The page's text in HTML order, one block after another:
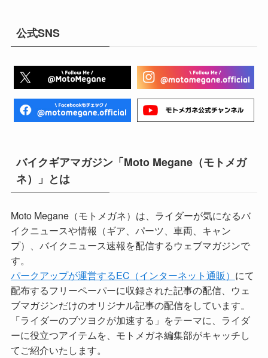
公式SNS
バイクギアマガジン「Moto Megane（モトメガ
ネ）」とは
Moto Megane（モトメガネ）は、ライダーが気になるバ
イクニュースや情報（ギア、パーツ、車両、キャン
プ）、バイクニュース速報を配信するウェブマガジンで
す。
パークアップが運営するEC（インターネット通販） にて
配布するフリーペーパーに収録された記事の配信、ウェ
ブマガジンだけのオリジナル記事の配信をしています。
「ライダーのブツヨクが加速する」をテーマに、ライダ
ーに役立つアイテムを、モトメガネ編集部がキャッチし
てご紹介いたします。